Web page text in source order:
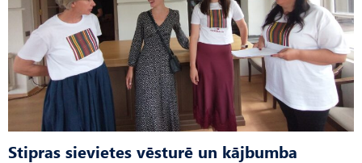
Stipras sievietes vēsturē un kājbumba